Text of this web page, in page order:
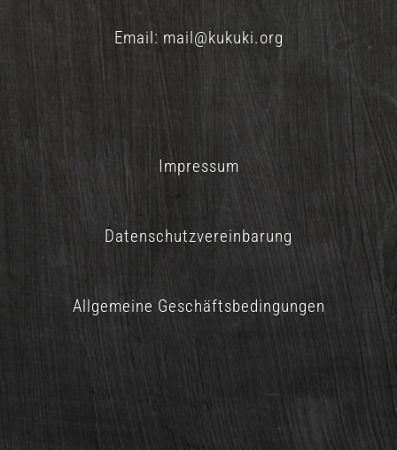
Email: mail@kukuki.org
Impressum
Datenschutzvereinbarung
Allgemeine Geschäftsbedingungen